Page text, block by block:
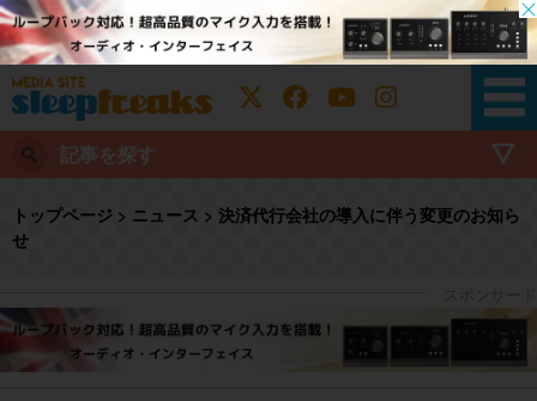
記事を探す
トップページ > ニュース > 決済代行会社の導入に伴う変更のお知ら
せ